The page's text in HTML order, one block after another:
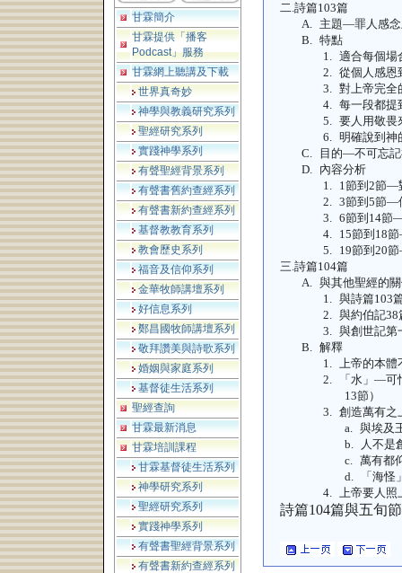
甘霖簡介
甘霖提供「播客
Podcast」服務
甘霖網上聽講及下載
世界真奇妙
神學與教義研究系列
聖經研究系列
實踐神學系列
有聲聖經背景系列
有聲書舊約查經系列
有聲書新約查經系列
基督教教育系列
教會歷史系列
福音及信仰系列
金華牧師講壇系列
好信息系列
鄭昌國牧師講壇系列
敬拜讚美與詩歌系列
婚姻與家庭系列
基督徒生活系列
聖經查詢
甘霖最新消息
甘霖培訓課程
甘霖基督徒生活系列
神學研究系列
聖經研究系列
實踐神學系列
有聲書聖經背景系列
有聲書新約查經系列
二.詩篇103篇
A. 主題—罪人感
B. 特點
1. 適合每個場
2. 從個人感恩
3. 對上帝完全
4. 每一段都提
5. 要人用敬畏
6. 明確說到神
C.
目的—不可忘
D. 內容分析
1. 1節到 2節—
2. 3節到 5節—
3. 6節到 14節
4. 15節到 18節
5. 19節到 20
三.詩篇104篇
A. 與其他聖經的
1. 與詩篇103
2. 與約伯記38
3. 與創世記第
B. 解釋
1. 上帝的本體
2.
「水」—可
13節）
3. 創造萬有之
a. 與埃及
b.
人不是
c. 萬有都
d.
「海
4. 上帝要人照
詩篇104篇與五旬